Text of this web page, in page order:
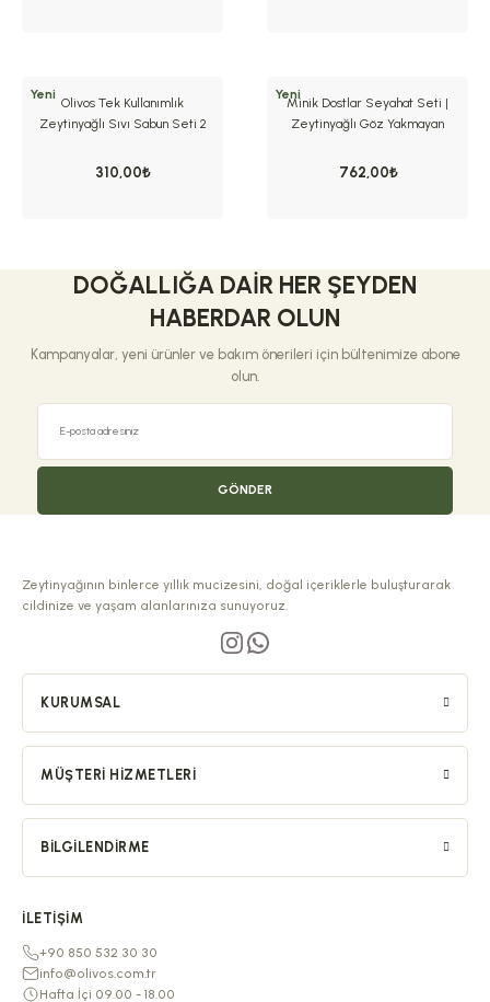
Yeni
Olivos Tek Kullanımlık
Zeytinyağlı Sıvı Sabun Seti 2
İçermez
310,00₺
Yeni
Minik Dostlar Seyahat Seti |
Zeytinyağlı Göz Yakmayan
(3×89 ml)
762,00₺
DOĞALLIĞA DAIR HER ŞEYDEN
HABERDAR OLUN
Kampanyalar, yeni ürünler ve bakım önerileri için bültenimize abone
olun.
GÖNDER
Zeytinyağının binlerce yıllık mucizesini, doğal içeriklerle buluşturarak
cildinize ve yaşam alanlarınıza sunuyoruz.
KURUMSAL
MÜŞTERI HIZMETLERI
BILGILENDIRME
İLETIŞIM
+90 850 532 30 30
info@olivos.com.tr
Hafta İçi 09.00 - 18.00